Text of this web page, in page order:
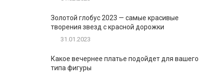
Золотой глобус 2023 — самые красивые
творения звезд с красной дорожки
31.01.2023
Какое вечернее платье подойдет для вашего
типа фигуры